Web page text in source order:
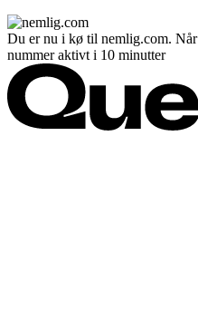
Du er nu i kø til nemlig.com.
nummer aktivt i 10 minutter